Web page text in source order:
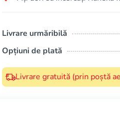
Livrare urmăribilă
Opțiuni de plată
Livrare gratuită (prin poștă